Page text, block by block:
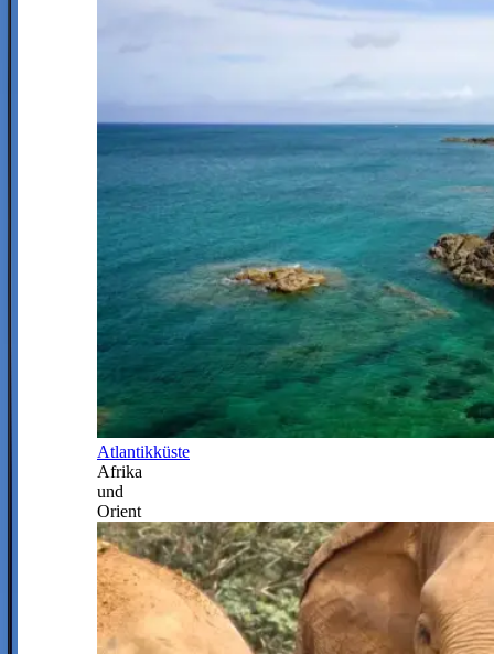
Atlantikküste
Afrika
und
Orient